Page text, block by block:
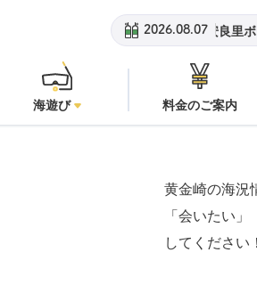
2026.08.07
黄金崎ビーチ： 潜水注意 安良里ボー
海遊び 料金のご案内
黄金崎の海況
「会いたい
してください！